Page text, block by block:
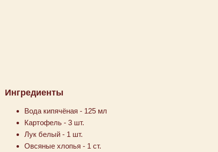
Ингредиенты
Вода кипячёная - 125 мл
Картофель - 3 шт.
Лук белый - 1 шт.
Овсяные хлопья - 1 ст.